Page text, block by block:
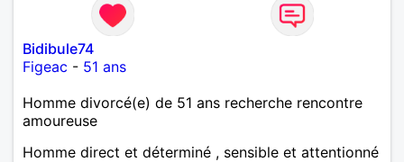
Bidibule74
Figeac - 51 ans
Homme divorcé(e) de 51 ans recherche rencontre
amoureuse
Homme direct et déterminé , sensible et attentionné